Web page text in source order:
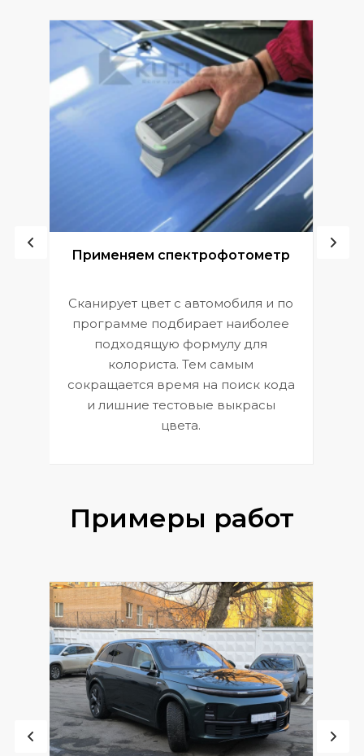
Применяем спектрофотометр
Сканирует цвет с автомобиля и по
программе подбирает наиболее
подходящую формулу для
колориста. Тем самым
сокращается время на поиск кода
и лишние тестовые выкрасы
цвета.
Примеры работ